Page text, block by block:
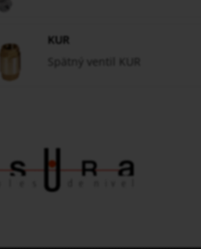
KUR
Spätný ventil KUR